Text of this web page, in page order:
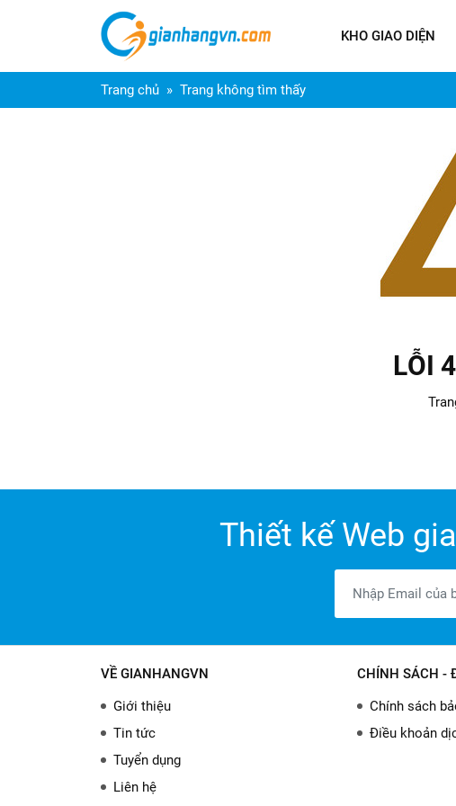
KHO GIAO DIỆN
Trang chủ Trang không tìm thấy
LỖI
Thiết kế Web
VỀ GIANHANGVN
Giới thiệu
Tin tức
Tuyển dụng
Liên hệ
CHÍNH SÁCH -
Chính sách
Điều khoản